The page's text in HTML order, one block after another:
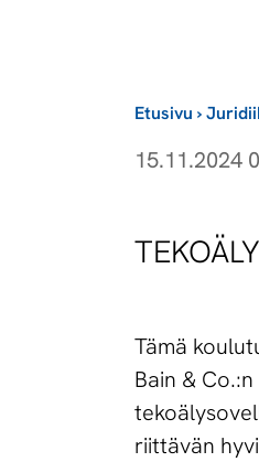
Etusivu ›
15.11.2024
Tämä
Bain &
riittävän